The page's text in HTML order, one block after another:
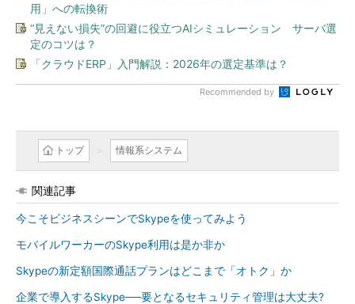
用」への転換術
“見えない損失”の回避に役立つAIシミュレーション サーバ選
定のコツは？
「クラウドERP」入門解説：2026年の選定基準は？
Recommended by
トップ 情報系システム
関連記事
今こそビジネスシーンでSkypeを使ってみよう
モバイルワーカーのSkype利用は是か非か
Skypeの新定額国際通話プランはどこまで「オトク」か
企業で導入するSkype──要となるセキュリティ管理は大丈夫?